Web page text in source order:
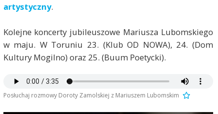
artystyczny.
Kolejne koncerty jubileuszowe Mariusza Lubomskiego
w maju. W Toruniu 23. (Klub OD NOWA), 24. (Dom
Kultury Mogilno) oraz 25. (Buum Poetycki).
Posłuchaj rozmowy Doroty Zamolskiej z Mariuszem Lubomskim